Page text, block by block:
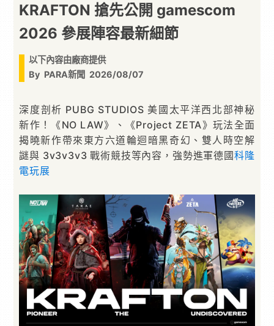
KRAFTON 搶先公開 gamescom
2026 參展陣容最新細節
以下內容由廠商提供
By PARA新聞 2026/08/07
深度剖析 PUBG STUDIOS 美國太平洋西北部神秘
新作！《NO LAW》、《Project ZETA》玩法全面
揭曉新作帶來東方六道輪迴暗黑奇幻、雙人時空解
謎與 3v3v3v3 戰術競技等內容，強勢進軍德國科隆
電玩展